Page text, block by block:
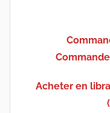
Acheter en